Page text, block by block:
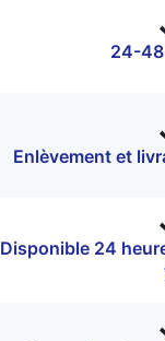
24-
Enlèvement et
Disponible 24